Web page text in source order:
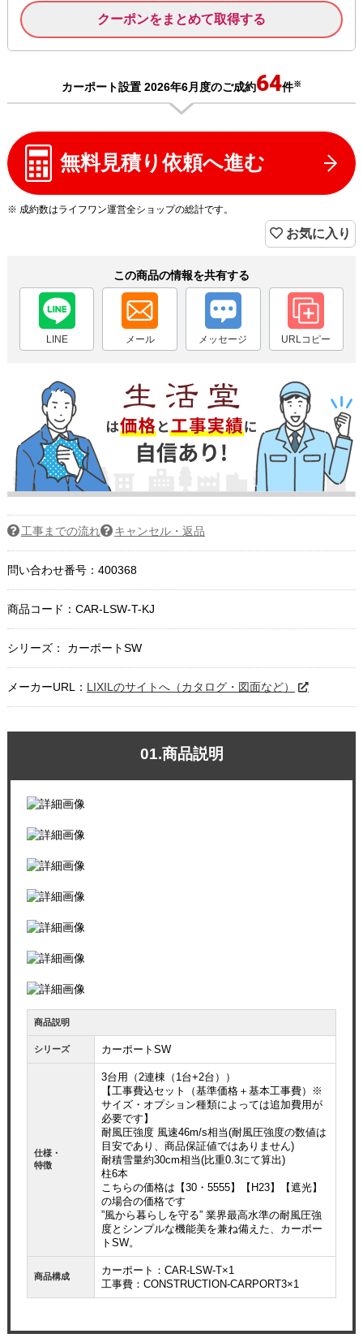
クーポンをまとめて取得する
カーポート設置 2026年6月度のご成約64件※
無料見積り依頼へ進む
※ 成約数はライフワン運営全ショップの総計です。
お気に入り
この商品の情報を共有する
LINE メール メッセージ URLコピー
工事までの流れ キャンセル・返品
問い合わせ番号：400368
商品コード： CAR-LSW-T-KJ
シリーズ： カーポートSW
メーカーURL： LIXILのサイトへ（カタログ・図面など）
01.商品説明
商品説明
シリーズ カーポートSW
仕様・
特徴
3台用（2連棟（1台+2台））
【工事費込セット（基準価格＋基本工事費）※
サイズ・オプション種類によっては追加費用が
必要です】
耐風圧強度 風速46m/s相当(耐風圧強度の数値は
目安であり、商品保証値ではありません)
耐積雪量約30cm相当(比重0.3にて算出)
柱6本
こちらの価格は【30・5555】【H23】【遮光】
の場合の価格です
”風から暮らしを守る” 業界最高水準の耐風圧強
度とシンプルな機能美を兼ね備えた、カーポー
トSW。
商品構成
カーポート：CAR-LSW-T×1
工事費：CONSTRUCTION-CARPORT3×1